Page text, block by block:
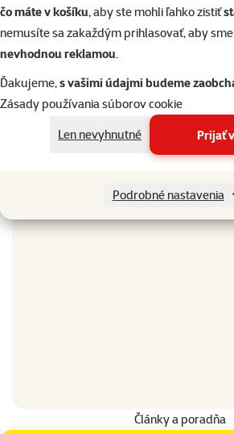
čo máte v košíku, aby ste mohli ľahko zistiť
nemusíte sa zakaždým prihlasovať, aby
nevhodnou reklamou.
Ďakujeme,s vašimi údajmi budeme
Zásady používania súborov cookie
Len nevyhnutné
Prijať
Podrobné nastavenia
Odpudzovač psov a
mačiek vonkajší vo spreji
Beaphar Reppers 250ml
Články a poradňa